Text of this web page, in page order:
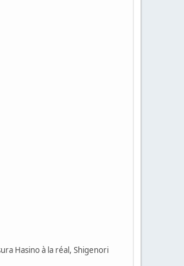
Hasino à la réal, Shigenori